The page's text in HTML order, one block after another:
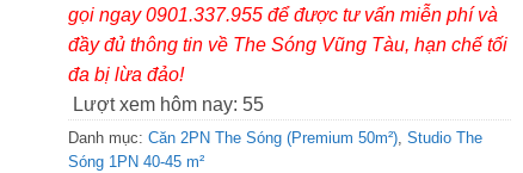
gọi ngay 0901.337.955 để được tư vấn miễn phí và
đầy đủ thông tin về The Sóng Vũng Tàu, hạn chế tối
đa bị lừa đảo!
Lượt xem hôm nay: 55
Danh mục: Căn 2PN The Sóng (Premium 50m²), Studio The
Sóng 1PN 40-45 m²